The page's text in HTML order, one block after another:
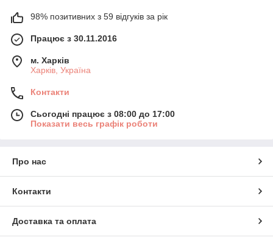
98% позитивних з 59 відгуків за рік
Працює з 30.11.2016
м. Харків
Харків, Україна
Контакти
Сьогодні працює з 08:00 до 17:00
Показати весь графік роботи
Про нас
Контакти
Доставка та оплата